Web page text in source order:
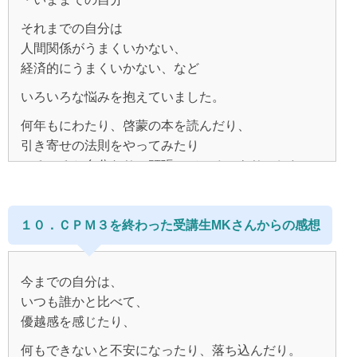
特にメールセッションのなかではそれに嫌というほど
気付かされました。
もっとこうでなきゃダメ、
あの人に良く思ってもらえる自分じゃないとダメ、
恋愛がうまくいく自分じゃないと素敵と思われない、
自分がこう、と思ったことよりも
「人が良いと思ってくれるか」いつもいつもそれが基
自分の心をずっと無視し続けてダメだしして。。。
どれだけ傷つけてきたのか、と。
恋愛で、彼に対してや
仕事で周りの人達へ、や
両親へ思っていた
「私を無視しないで。私はこんなに頑張ってるのにど
うして認めてくれないの？私をおいて行かないで。私
例えば、占星術や、
四柱推命などの運命論的な存在も気になり、
もしかして、自分以外のパワーに操られ、
どうしようもないこともあるのではないか、
と不安になることもありました。
このメソッドに出会い、
マスターしたい、と思い、講座を始めました。
講座を始めたころは、
今までの人生で初体験？！的な災難が続発しました。
（笑）
今まで経験をしたこともなかった人間関係に悩んだ
やさしくしてくれたり
甘えさせてくれる友人が増えたのです。
私の考え方の癖を指摘して
色々な錯覚も壊してくれたりする人も現れました。
今まで問題としていたことが問題ではなくなって
とても生きやすくなっていったのです。
決めて(思考して)行動することが
どうして大事なのか、より理解できるようになりまし
た。
自分の思考に
自信を持つことができるようになったと思います。
いままでの怒りが現れて
まりあさんの本が急に読みたくなり
自分の本棚を探したのですが
何故か見つからず、
とりあえずまりあさんのブログを見に行きました。
それでメールセッションを受けようかどうしようか悩
んでいたのでした。
今回の彼とどういう結末になるにせよ、
前回ひどい別れ方をしてとても心が痛かったので、
心のお掃除をしようと思いメールセッションを申し込
みました。
まわりも結婚ラッシュで、
次はわたしかな？！とわくわくしています。
まるで魔法みたいです。
しかしCPMは魔法でもあるけれど、
それなら自分がまず、
彼氏がいるとか、
結婚しているとか、
CPMを学んで行く中で、
そんな自分がいるという現実、
そんな思考を持っている自分に気付かされて凄く辛か
った。
CPM3を学び中盤に差し掛かる頃には
現実が少しずつ変わって来ていた。
自分が思考したことが
凄いスピード現実を創るということが分り体感してい
たからこそ、
今迄自分の感情を深く知ろうとせずに
その不安から占いに走っていたこと、
そして、
みることができる、
必要ないと思えるようになりました。
また楽しいメールができるようになればいいなと思う
と、
実際そうなりましたし、
こんなことしたら怒るだろうなと思っていたら、
案の定、また振られるという
自分でも同じパターンを繰り返しました。
自分のことを褒めるのはだめ、
頼まれたことは断らない等等です。
そんなたくさんのルールがあったから、
一人がいいと思うようになりました。
人とかかわらなければ私は自由でいられるし、
心が晴れないような、
自分の人生をあきらめているようなところがありまし
た。
それまでの自分は
人間関係がうまくいかない、
経済的にうまくいかない、など
いろいろな悩みを抱えていました。
何年もにわたり、啓蒙の本を読んだり、
引き寄せの法則をやってみたり
いろいろと自分なりに頑張っているつもりでした。
そのうち仕事もうまくいかなくなり、
今思えばいったい自分が何をしたいのか、
極限状態に陥っていた時もあったように思います。
人間関係も経済的な問題も
１０．ＣＰＭ３を終わった受講生MKさんからの感想
今までの自分は、
いつも誰かと比べて、
優越感を感じたり、
何もできないと不安になったり、落ち込んだり。